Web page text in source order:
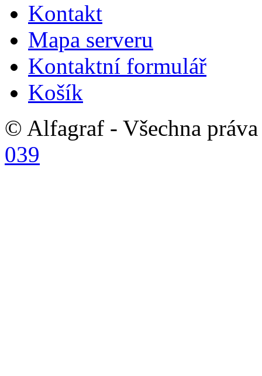
Kontakt
Mapa serveru
Kontaktní formulář
Košík
© Alfagraf - Všechna
039